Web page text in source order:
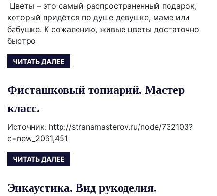
Цветы – это самый распространенный подарок,
который придётся по душе девушке, маме или
бабушке. К сожалению, живые цветы достаточно
быстро
ЧИТАТЬ ДАЛЕЕ
Фисташковый топиарий. Мастер
класс.
Источник: http://stranamasterov.ru/node/732103?
c=new_2061,451
ЧИТАТЬ ДАЛЕЕ
Энкаустика. Вид рукоделия.